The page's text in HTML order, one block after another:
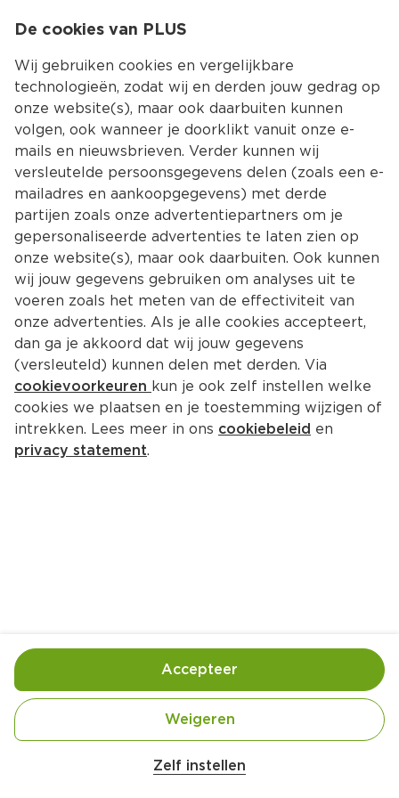
Kies jouw
Ingrediënten Bereiding
De cookies van PLUS
Wij gebruiken cookies en vergelijkbare
technologieën, zodat wij en derden jouw gedrag op
onze website(s), maar ook daarbuiten kunnen
volgen, ook wanneer je doorklikt vanuit onze e-
mails en nieuwsbrieven. Verder kunnen wij
versleutelde persoonsgegevens delen (zoals een e-
mailadres en aankoopgegevens) met derde
partijen zoals onze advertentiepartners om je
gepersonaliseerde advertenties te laten zien op
onze website(s), maar ook daarbuiten. Ook kunnen
wij jouw gegevens gebruiken om analyses uit te
voeren zoals het meten van de effectiviteit van
onze advertenties. Als je alle cookies accepteert,
dan ga je akkoord dat wij jouw gegevens
(versleuteld) kunnen delen met derden. Via
cookievoorkeuren kun je ook zelf instellen welke
cookies we plaatsen en je toestemming wijzigen of
intrekken. Lees meer in ons cookiebeleid en
privacy statement.
Zelf instellen
Weigeren
Accepteer